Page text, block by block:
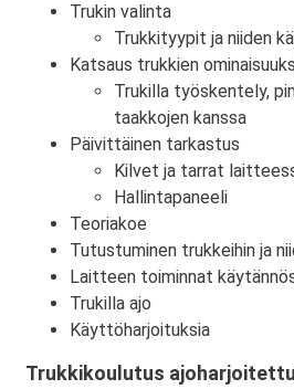
Trukin valinta
Trukkityypit ja niiden
Katsaus trukkien
Trukilla työskentely,
taakkojen kanssa
Päivittäinen tarkastus
Kilvet ja tarrat
Hallintapaneeli
Teoriakoe
Tutustuminen trukkeihin ja
Laitteen toiminnat
Trukilla ajo
Käyttöharjoituksia
Trukkikoulutus